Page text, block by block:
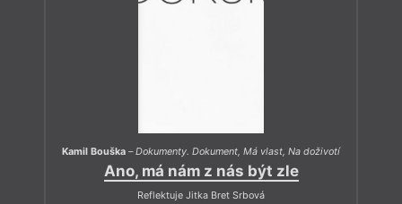
Kamil Bouška –Dokumenty. Dokument, Má vlast, Na doživotí
Ano, má nám z nás být zle
Reflektuje Jitka Bret Srbová